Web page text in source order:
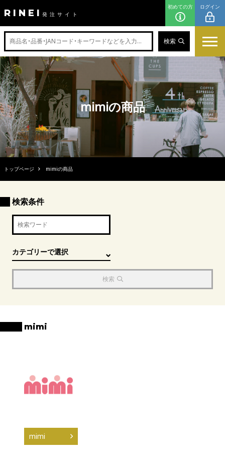
RINEI 発注サイト
初めての方 ログイン
検索
mimiの商品
トップページ mimiの商品
検索条件
検索
mimi
mimi